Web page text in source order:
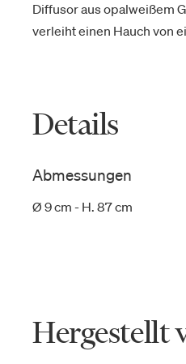
Diffusor aus opalweißem
verleiht einen Hauch von
Details
Abmessungen
Ø 9 cm - H. 87 cm
Hergestellt